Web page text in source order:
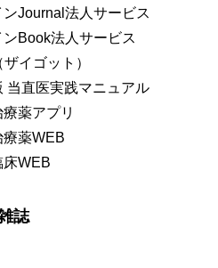
ンJournal法人サービス
ンBook法人サービス
イゴット）
当直医実践マニュアル
薬アプリ
薬WEB
床WEB
誌